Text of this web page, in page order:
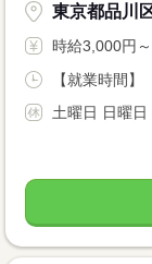
東京都品川
時給3,000円
【就業時間
土曜日 日曜日